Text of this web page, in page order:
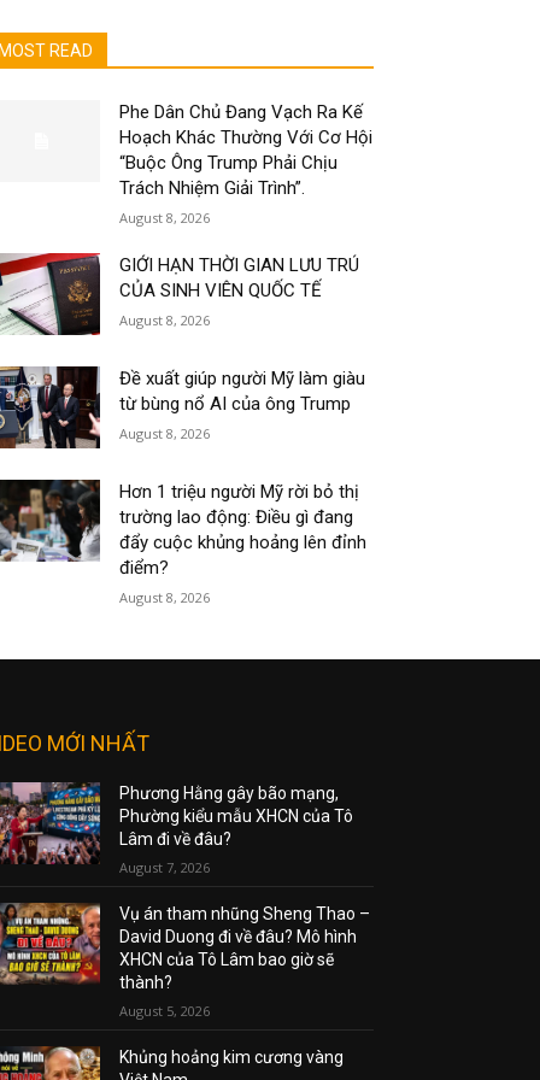
MOST READ
Phe Dân Chủ Đang Vạch Ra Kế
Hoạch Khác Thường Với Cơ Hội
“Buộc Ông Trump Phải Chịu
Trách Nhiệm Giải Trình”.
August 8, 2026
GIỚI HẠN THỜI GIAN LƯU TRÚ
CỦA SINH VIÊN QUỐC TẾ
August 8, 2026
Đề xuất giúp người Mỹ làm giàu
từ bùng nổ AI của ông Trump
August 8, 2026
Hơn 1 triệu người Mỹ rời bỏ thị
trường lao động: Điều gì đang
đẩy cuộc khủng hoảng lên đỉnh
điểm?
August 8, 2026
MỚI NHẤT
Phương Hằng gây bão mạng,
Phường kiểu mẫu XHCN của Tô
Lâm đi về đâu?
August 7, 2026
Vụ án tham nhũng Sheng Thao –
David Duong đi về đâu? Mô hình
XHCN của Tô Lâm bao giờ sẽ
thành?
August 5, 2026
Khủng hoảng kim cương vàng